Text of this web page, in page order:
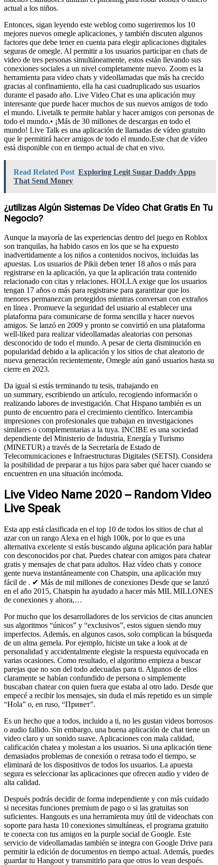
actual a los niños.
Entonces, sigan leyendo este weblog como sugeriremos los 10
mejores nuevos omegle aplicaciones, y también discuten algunos
factores que debe tener en cuenta para elegir aplicaciones digitales
seguras de omegle. Al permitir a los usuarios participar en chats de
video de tres personas simultáneamente, estos están llevando sus
conexiones sociales a un nivel completamente nuevo. Zoom es la
herramienta para video chats y videollamadas que más ha crecido
gracias al confinamiento, ella ha casi cuadruplicado sus usuarios
durante el pasado año. Live Video Chat es una aplicación muy
interesante que puede hacer muchos de sus nuevos amigos de todo
el mundo. Livetalk te permite hablar y hacer amigos con personas de
todo el mundo.• ¡Más de 30 millones de descargas en todo el
mundo! Live Talk es una aplicación de llamadas de vídeo gratuito
que le permitirá hacer amigos de todo el mundo.Este chat de vídeo
está disponible con en tiempo actual de chat en vivo.
Read Related Post Exploring Legit Sugar Daddy Apps
That Send Money
¿utilizas Algún Sistemas De Vídeo Chat Gratis En Tu
Negocio?
Aunque la mayoría de las experiencias dentro del juego en Roblox
son tranquilas, ha habido casos en los que se ha expuesto
inadvertidamente a los niños a contenidos nocivos, incluidas las
apuestas. Los usuarios de Pikii deben tener 18 años o más para
registrarse en la aplicación, ya que la aplicación trata contenido
relacionado con citas y relaciones. HOLLA exige que los usuarios
tengan 17 años o más para registrarse para garantizar que los
menores permanezcan protegidos mientras conversan con extraños
en línea . Promueve la seguridad del usuario al establecer una
plataforma para comunicarse de forma sencilla y hacer nuevos
amigos. Se lanzó en 2009 y pronto se convirtió en una plataforma
well-liked para realizar videollamadas aleatorias con personas
desconocido de todo el mundo. A pesar de cierta disminución en
popularidad debido a la aplicación y los sitios de chat aleatorio de
nueva generación recientemente, Omegle aún ganó usuarios hasta su
cierre en 2023.
Da igual si estás terminando tu tesis, trabajando en
un summary, escribiendo un artículo, recogiendo información o
realizando labores de investigación. Chat Hispano también es un
punto de encuentro para el crecimiento científico. Intercambia
impresiones con profesionales que trabajan en investigaciones
similares o complementarias a la tuya. INCIBE es una sociedad
dependiente del Ministerio de Industria, Energía y Turismo
(MINETUR) a través de la Secretaría de Estado de
Telecomunicaciones e Infraestructuras Digitales (SETSI). Considera
la posibilidad de preparar a tus hijos para saber qué hacer cuando se
encuentren en una situación incómoda.
Live Video Name 2020 – Random Video
Live Speak
Esta app está clasificada en el top 10 de todos los sitios de chat al
azar con un rango Alexa en el high 100k, por lo que es una
alternativa excelente si estás buscando alguna aplicación para hablar
con desconocidos por chat. Puedes chatear con amigos para chatear
gratis y mensajes de chat para adultos. Haz vídeo chats y conoce
gente nueva instantáneamente con Chatspin, una aplicación muy
fácil de . ✔ Más de mil millones de conexiones Desde que se lanzó
en el año 2015, Chatspin ha ayudado a hacer más MIL MILLONES
de conexiones y ahora,…
Por mucho que los desarrolladores de los servicios de citas anuncien
sus algoritmos “únicos” y “exclusivos”, estos siguen siendo muy
imperfectos. Además, en algunos casos, solo complican la búsqueda
de un alma gemela. Por ejemplo, hiciste un take a look at de
personalidad y accidentalmente elegiste la respuesta equivocada en
varias ocasiones. Como resultado, el algoritmo empieza a buscar
parejas que no son del todo adecuadas para ti. Algunos de ellos
claramente se habían confundido de persona o simplemente
buscaban chatear con quien fuera que estaba al otro lado. Desde que
empecé a recibir los mensajes, sin duda el más repetido es un simple
“Hola” o, en ruso, “Привет”.
Es un hecho que a todos, incluido a ti, no les gustan videos borrosos
o audio fallido. Sin embargo, una buena aplicación de chat tiene un
video claro y un sonido suave. Aplicaciones con mala calidad,
calificación chatea y molestan a los usuarios. Si una aplicación tiene
demasiados problemas de conexión o retrasa todo el tiempo, se
eliminará de los dispositivos de todos los usuarios. La apuesta
segura es seleccionar las aplicaciones que ofrecen audio y video de
alta calidad.
Después podrás decidir de forma independiente y con más cuidado
si necesitas funciones premium de pago o si las gratuitas son
suficientes. Hangouts es una herramienta muy útil de videochats con
soporte para hasta 10 conexiones simultáneas, el programa gratuito
te conecta con tus amigos en la purple social de Google. Este
servicio de videollamadas también se integra con Google Drive para
permitir la edición de documentos en tiempo actual. Además, puedes
guardar tu Hangout y transmitirlo para que otros lo vean después.